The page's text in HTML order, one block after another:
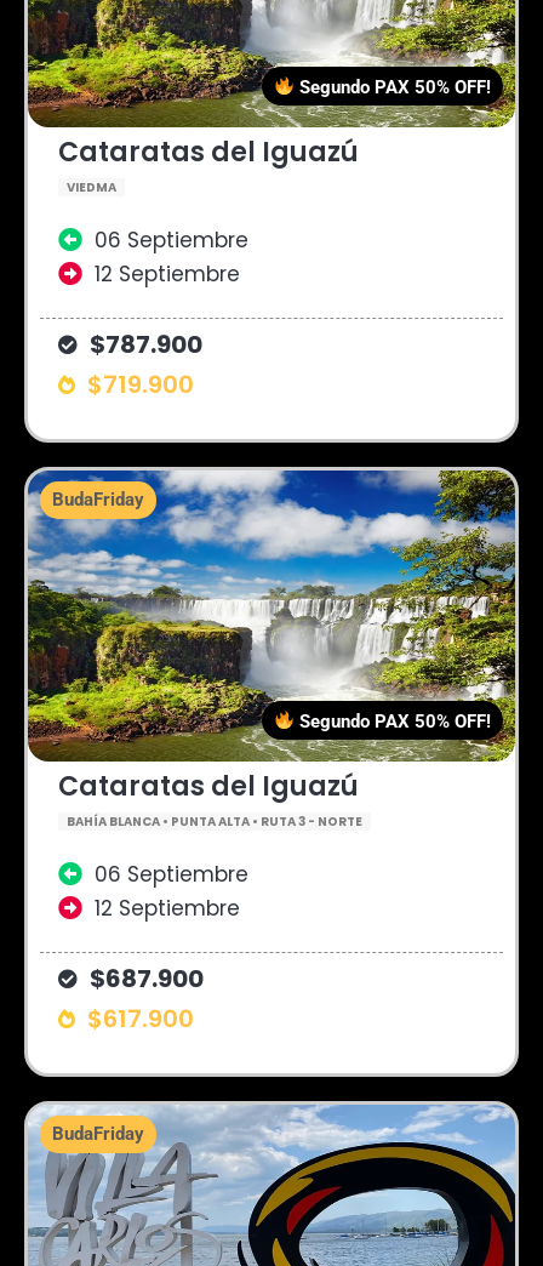
Cataratas del Iguazú
VIEDMA
06 Septiembre
12 Septiembre
$787.900
$719.900
Segundo PAX 50% OFF!
Cataratas del Iguazú
BAHÍA BLANCA • PUNTA ALTA • RUTA 3 - NORTE
06 Septiembre
12 Septiembre
$687.900
$617.900
BudaFriday
Segundo PAX 50% OFF!
BudaFriday